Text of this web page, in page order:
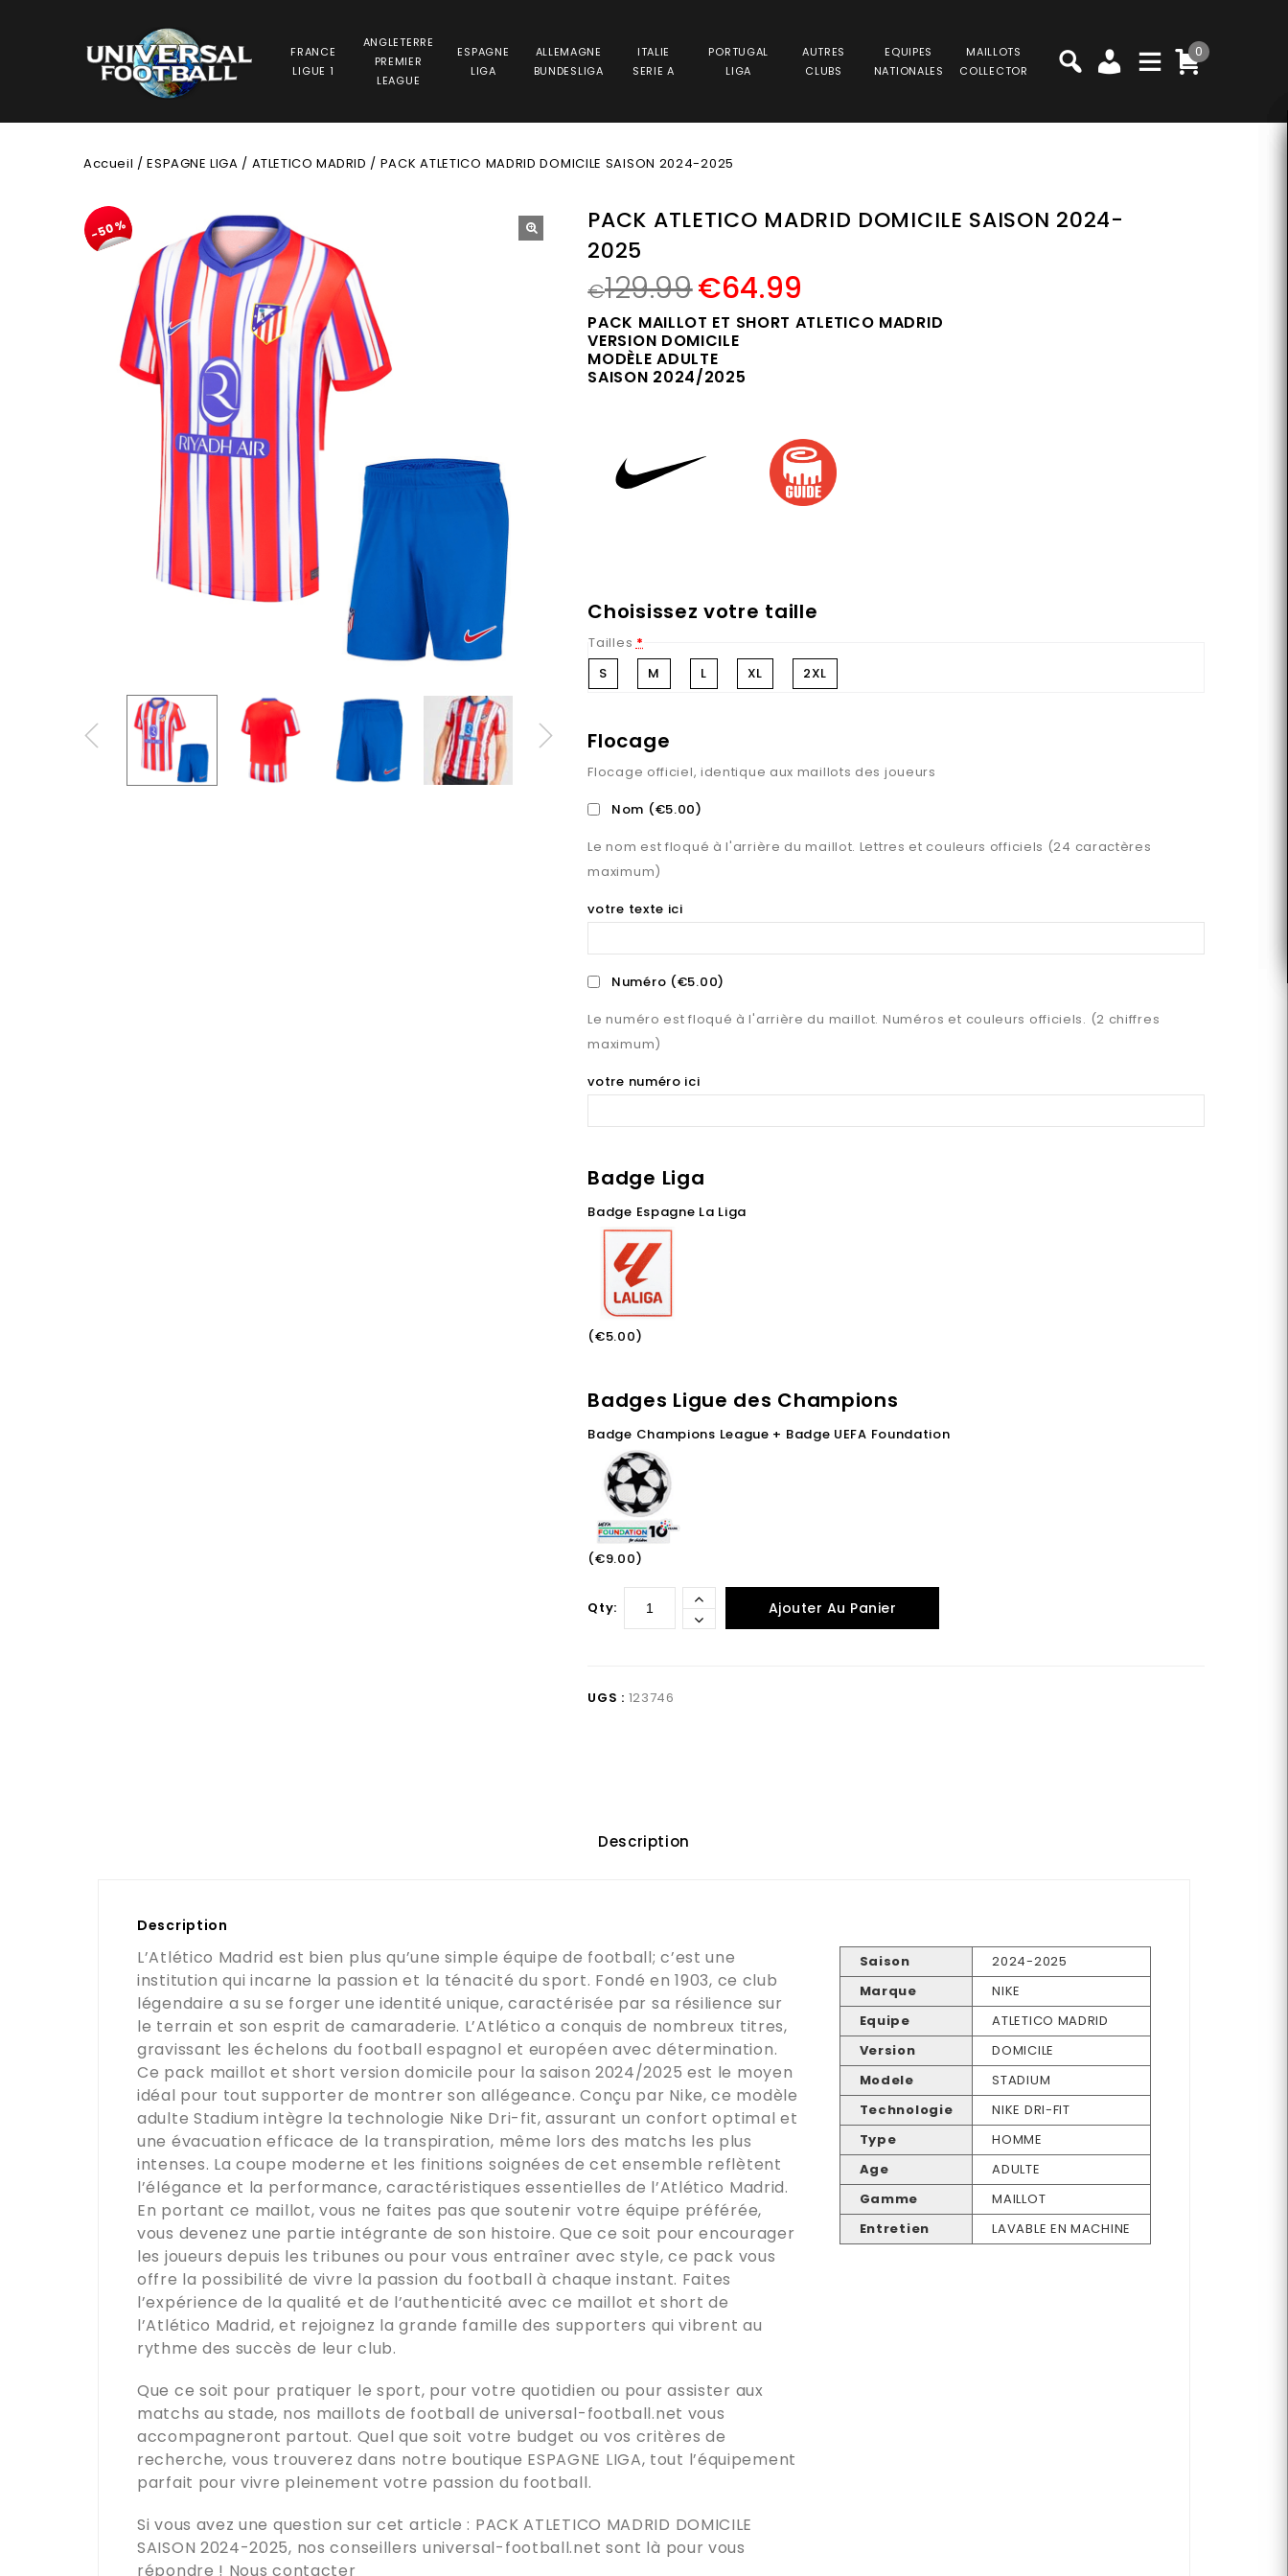
FRANCE
LIGUE 1
ANGLETERRE
PREMIER
LEAGUE
ESPAGNE
LIGA
ALLEMAGNE
BUNDESLIGA
ITALIE
SERIE A
PORTUGAL
LIGA
AUTRES
CLUBS
EQUIPES
NATIONALES
MAILLOTS
COLLECTOR
0
Accueil /ESPAGNE LIGA / ATLETICO MADRID / PACK ATLETICO MADRID DOMICILE SAISON 2024-2025
-50%
PACK ATLETICO MADRID DOMICILE SAISON 2024-
2025
€129.99€64.99
PACK MAILLOT ET SHORT ATLETICO MADRID
VERSION DOMICILE
MODÈLE ADULTE
SAISON 2024/2025
Choisissez votre taille
Tailles *
S
M L XL 2XL
Flocage
Flocage officiel, identique aux maillots des joueurs
Nom (€5.00)
Le nom est floqué à l'arrière du maillot. Lettres et couleurs officiels (24 caractères
maximum)
votre texte ici
Numéro (€5.00)
Le numéro est floqué à l'arrière du maillot. Numéros et couleurs officiels. (2 chiffres
maximum)
votre numéro ici
Badge Liga
Badge Espagne La Liga
(€5.00)
Badges Ligue des Champions
Badge Champions League + Badge UEFA Foundation
(€9.00)
Qty: Ajouter Au Panier
UGS : 123746
Description
Description
L’Atlético Madrid est bien plus qu’une simple équipe de football; c’est une
institution qui incarne la passion et la ténacité du sport. Fondé en 1903, ce club
légendaire a su se forger une identité unique, caractérisée par sa résilience sur
le terrain et son esprit de camaraderie. L’Atlético a conquis de nombreux titres,
gravissant les échelons du football espagnol et européen avec détermination.
Ce pack maillot et short version domicile pour la saison 2024/2025 est le moyen
idéal pour tout supporter de montrer son allégeance. Conçu par Nike, ce modèle
adulte Stadium intègre la technologie Nike Dri-fit, assurant un confort optimal et
une évacuation efficace de la transpiration, même lors des matchs les plus
intenses. La coupe moderne et les finitions soignées de cet ensemble reflètent
l’élégance et la performance, caractéristiques essentielles de l’Atlético Madrid.
En portant ce maillot, vous ne faites pas que soutenir votre équipe préférée,
vous devenez une partie intégrante de son histoire. Que ce soit pour encourager
les joueurs depuis les tribunes ou pour vous entraîner avec style, ce pack vous
offre la possibilité de vivre la passion du football à chaque instant. Faites
l’expérience de la qualité et de l’authenticité avec ce maillot et short de
l’Atlético Madrid, et rejoignez la grande famille des supporters qui vibrent au
rythme des succès de leur club.
Que ce soit pour pratiquer le sport, pour votre quotidien ou pour assister aux
matchs au stade, nos maillots de football de universal-football.net vous
accompagneront partout. Quel que soit votre budget ou vos critères de
recherche, vous trouverez dans notre boutique ESPAGNE LIGA, tout l’équipement
parfait pour vivre pleinement votre passion du football.
Si vous avez une question sur cet article : PACK ATLETICO MADRID DOMICILE
SAISON 2024-2025, nos conseillers universal-football.net sont là pour vous
répondre ! Nous contacter
Saison
2024-2025
Marque
NIKE
Equipe
ATLETICO MADRID
Version
DOMICILE
Modele
STADIUM
Technologie
NIKE DRI-FIT
Type
HOMME
Age
ADULTE
Gamme
MAILLOT
Entretien
LAVABLE EN MACHINE